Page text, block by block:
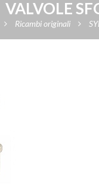
VALVOLE
Ricambi originali